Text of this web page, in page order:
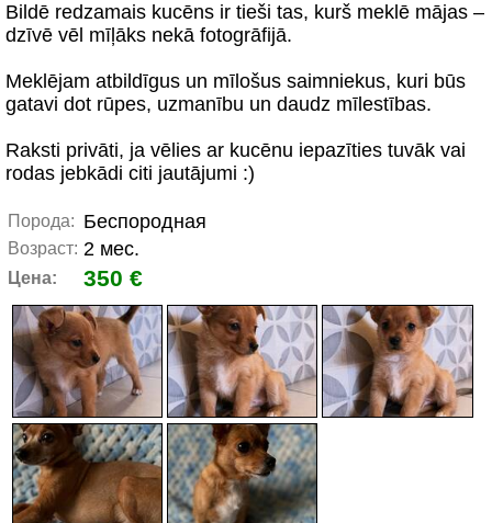
Bildē redzamais kucēns ir tieši tas, kurš meklē mājas –
dzīvē vēl mīļāks nekā fotogrāfijā.
Meklējam atbildīgus un mīlošus saimniekus, kuri būs
gatavi dot rūpes, uzmanību un daudz mīlestības.
Raksti privāti, ja vēlies ar kucēnu iepazīties tuvāk vai
rodas jebkādi citi jautājumi :)
Порода: Беспородная
Возраст: 2 мес.
Цена: 350 €